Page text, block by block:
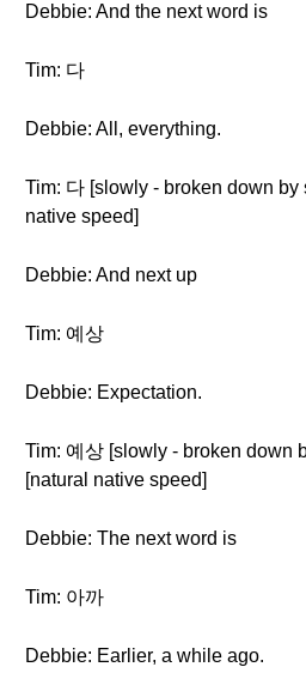
Debbie: And the next word is
Tim: 다
Debbie: All, everything.
Tim: 다 [slowly - broken down by
native speed]
Debbie: And next up
Tim: 예상
Debbie: Expectation.
Tim: 예상 [slowly - broken down
[natural native speed]
Debbie: The next word is
Tim: 아까
Debbie: Earlier, a while ago.